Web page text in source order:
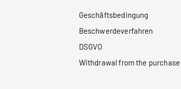
Geschäftsbedingung
Beschwerdeverfahren
DSGVO
Withdrawal from the purchase